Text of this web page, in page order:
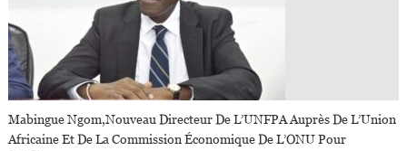
Mabingue Ngom,nouveau Directeur De L’UNFPA Auprès De L’Union
Africaine Et De La Commission Économique De L’ONU Pour